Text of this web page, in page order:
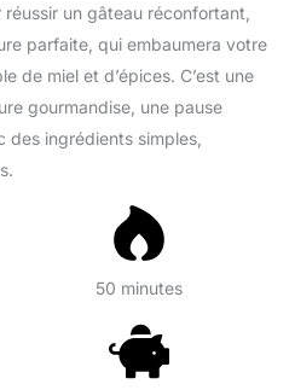
un gâteau réconfortant,
parfaite, qui embaumera votre
de miel et d’épices. C’est une
gourmandise, une pause
ingrédients simples,
50 minutes